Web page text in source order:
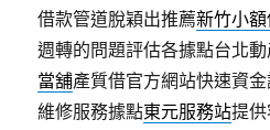
借款管道脫穎出推薦新竹小
週轉的問題評估各據點台北
當舖產質借官方網站快速資
維修服務據點東元服務站提